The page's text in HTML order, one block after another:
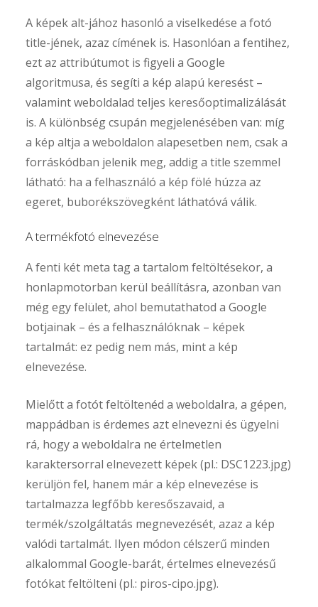
A képek alt-jához hasonló a viselkedése a fotó
title-jének, azaz címének is. Hasonlóan a fentihez,
ezt az attribútumot is figyeli a Google
algoritmusa, és segíti a kép alapú keresést –
valamint weboldalad teljes keresőoptimalizálását
is. A különbség csupán megjelenésében van: míg
a kép altja a weboldalon alapesetben nem, csak a
forráskódban jelenik meg, addig a title szemmel
látható: ha a felhasználó a kép fölé húzza az
egeret, buborékszövegként láthatóvá válik.
A termékfotó elnevezése
A fenti két meta tag a tartalom feltöltésekor, a
honlapmotorban kerül beállításra, azonban van
még egy felület, ahol bemutathatod a Google
botjainak – és a felhasználóknak – képek
tartalmát: ez pedig nem más, mint a kép
elnevezése.
Mielőtt a fotót feltöltenéd a weboldalra, a gépen,
mappádban is érdemes azt elnevezni és ügyelni
rá, hogy a weboldalra ne értelmetlen
karaktersorral elnevezett képek (pl.: DSC1223.jpg)
kerüljön fel, hanem már a kép elnevezése is
tartalmazza legfőbb keresőszavaid, a
termék/szolgáltatás megnevezését, azaz a kép
valódi tartalmát. Ilyen módon célszerű minden
alkalommal Google-barát, értelmes elnevezésű
fotókat feltölteni (pl.: piros-cipo.jpg).